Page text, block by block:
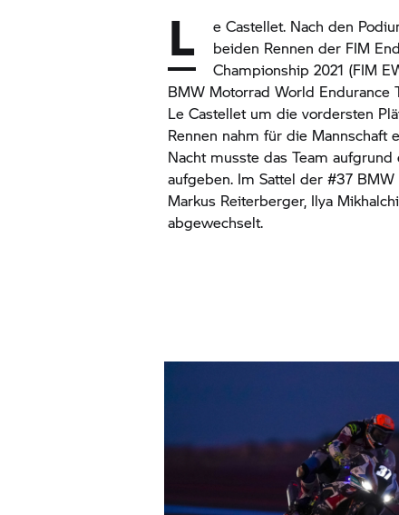
L
e Castellet. Nach den
beiden Rennen der FIM
Championship 2021 (FIM
BMW Motorrad World Endurance
Le Castellet um die vordersten
Rennen nahm für die Mannschaft
Nacht musste das Team
aufgeben. Im Sattel der #37
Markus Reiterberger, Ilya
abgewechselt.